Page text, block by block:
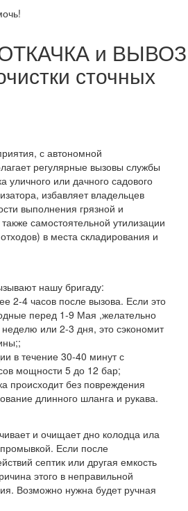
и ВЫВОЗ
сточных
с автономной
регулярные вызовы службы
уличного или дачного садового
избавляет владельцев
выполнения грязной и
самостоятельной утилизации
в места складирования и
нашу бригаду:
2-4 часов после вызова. Если это
перед 1-9 Мая ,желательно
или 2-3 дня, это сэкономит
в течение 30-40 минут с
мощности 5 до 12 бар;
происходит без повреждения
длинного шланга и рукава.
и очищает дно колодца ила
Если после
септик или другая емкость
этого в неправильной
Возможно нужна будет ручная